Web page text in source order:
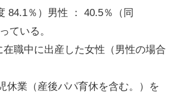
84.1％）男性 ： 40.5％（同
ている。
職中に出産した女性（男性の場合
休業（産後パパ育休を含む。）を